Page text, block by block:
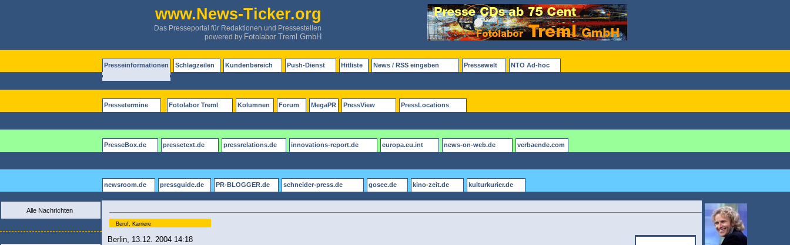
www.News-Ticker.org
Das Presseportal für Redaktionen und Pressestellen
powered by Fotolabor Treml GmbH
Presseinformationen Schlagzeilen Kundenbereich Push-Dienst Hitliste News / RSS eingeben Pressewelt NTO Ad-hoc
Pressetermine Fotolabor Treml Kolumnen Forum MegaPR PressView PressLocations
PresseBox.de pressetext.de pressrelations.de innovations-report.de europa.eu.int news-on-web.de verbaende.com
newsroom.de pressguide.de PR-BLOGGER.de schneider-press.de gosee.de kino-zeit.de kulturkurier.de
Alle Nachrichten
Beruf, Karriere
Berlin, 13.12. 2004 14:18